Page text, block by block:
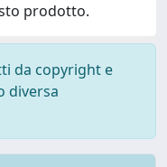
prodotto.
da copyright e
diversa